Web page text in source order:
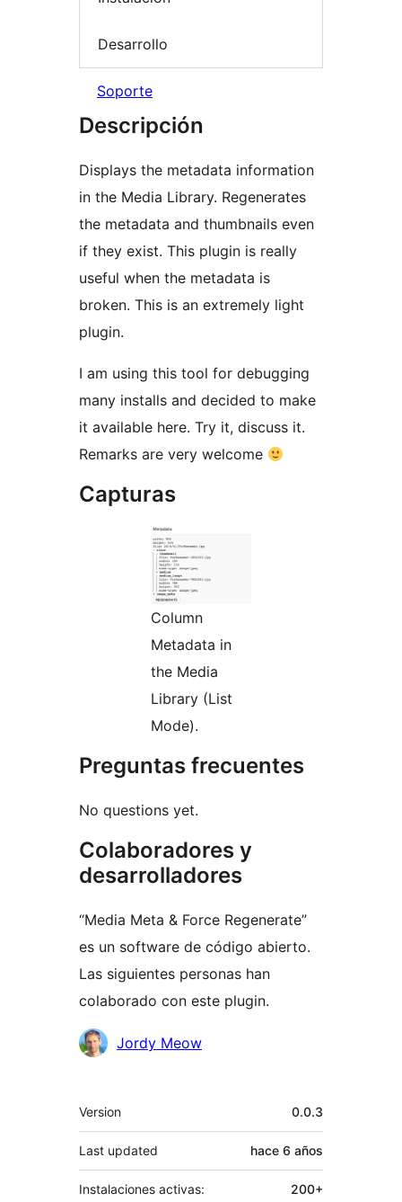
Desarrollo
Soporte
Descripción
Displays the metadata information
in the Media Library. Regenerates
the metadata and thumbnails even
if they exist. This plugin is really
useful when the metadata is
broken. This is an extremely light
plugin.
I am using this tool for debugging
many installs and decided to make
it available here. Try it, discuss it.
Remarks are very welcome
Capturas
Column
Metadata in
the Media
Library (List
Mode).
Preguntas frecuentes
No questions yet.
Colaboradores y
desarrolladores
“Media Meta & Force Regenerate”
es un software de código abierto.
Las siguientes personas han
colaborado con este plugin.
Colaboradores
Jordy Meow
Meta
Version 0.0.3
Last updated hace 6 años
Instalaciones activas: 200+